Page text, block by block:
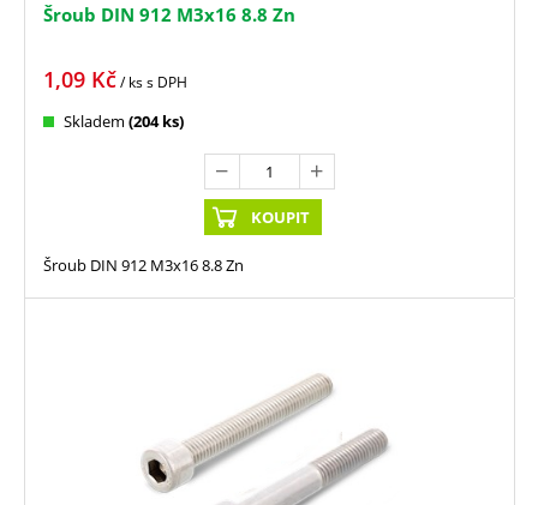
Šroub DIN 912 M3x16 8.8 Zn
1,09 Kč/ kss DPH
Skladem (204 ks)
KOUPIT
Šroub DIN 912 M3x16 8.8 Zn